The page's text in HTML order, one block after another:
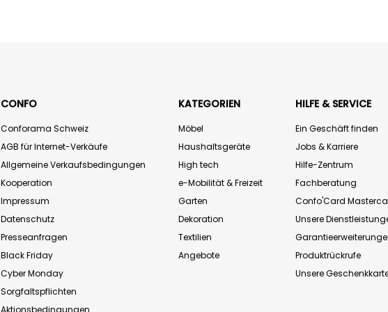
CONFO
Conforama Schweiz
AGB für Internet-Verkäufe
Allgemeine Verkaufsbedingungen
Kooperation
Impressum
Datenschutz
Presseanfragen
Black Friday
Cyber Monday
Sorgfaltspflichten
KATEGORIEN
Möbel
Haushaltsgeräte
High tech
e-Mobilität & Freizeit
Garten
Dekoration
Textilien
Angebote
HILFE & SERVICE
Ein Geschäft finden
Jobs & Karriere
Hilfe-Zentrum
Fachberatung
Confo'Card
Unsere
Produktrückrufe
Unsere